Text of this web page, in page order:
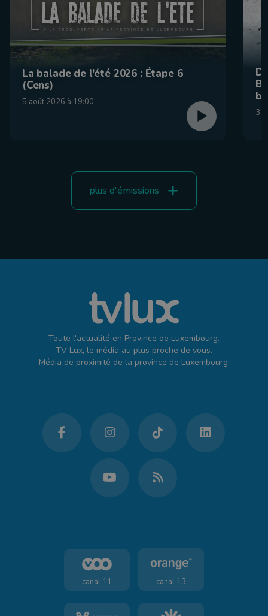
La balade de l'été 2026 : Étape 6
(Cens)
5 août 2026 à 19:00
31
plus d'émissions
Toute l'actualité en Province de Luxembourg.
TV Lux, le média au plus proche de vous.
Média de proximité de la province de Luxembourg.
canal 11 canal 13